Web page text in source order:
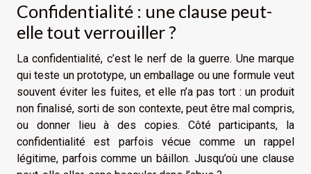
Confidentialité : une clause peut-
elle tout verrouiller ?
La confidentialité, c’est le nerf de la guerre. Une marque
qui teste un prototype, un emballage ou une formule veut
souvent éviter les fuites, et elle n’a pas tort : un produit
non finalisé, sorti de son contexte, peut être mal compris,
ou donner lieu à des copies. Côté participants, la
confidentialité est parfois vécue comme un rappel
légitime, parfois comme un bâillon. Jusqu’où une clause